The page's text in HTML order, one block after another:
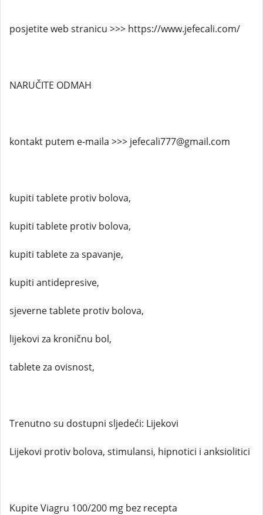
posjetite web stranicu >>> https://www.jefecali.com/
NARUČITE ODMAH
kontakt putem e-maila >>> jefecali777@gmail.com
kupiti tablete protiv bolova,
kupiti tablete protiv bolova,
kupiti tablete za spavanje,
kupiti antidepresive,
sjeverne tablete protiv bolova,
lijekovi za kroničnu bol,
tablete za ovisnost,
Trenutno su dostupni sljedeći: Lijekovi
Lijekovi protiv bolova, stimulansi, hipnotici i anksiolitici
Kupite Viagru 100/200 mg bez recepta